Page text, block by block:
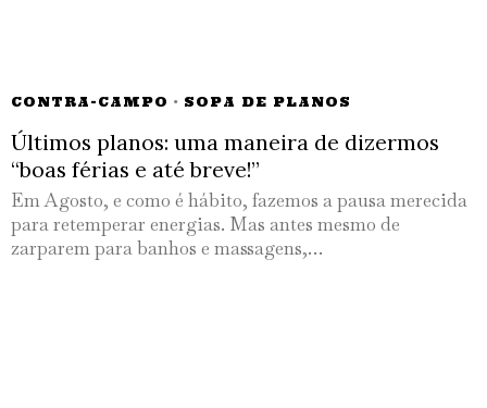
CONTRA-CAMPO · SOPA DE PLANOS
Últimos planos: uma maneira de dizermos
“boas férias e até breve!”
Em Agosto, e como é hábito, fazemos a pausa merecida
para retemperar energias. Mas antes mesmo de
zarparem para banhos e massagens,…